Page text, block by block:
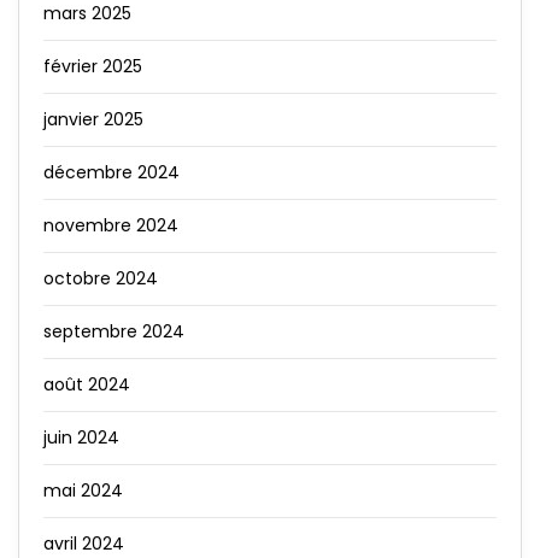
mars 2025
février 2025
janvier 2025
décembre 2024
novembre 2024
octobre 2024
septembre 2024
août 2024
juin 2024
mai 2024
avril 2024